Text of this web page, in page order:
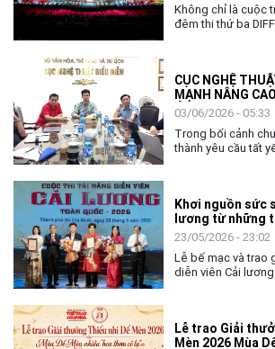
Không chỉ là cuộc
đêm thi thứ ba
CỤC NGHỆ
MẠNH NÂNG
ỨNG DỤNG AI
CÔNG VỤ
03/06/2026 - 05:33
Trong bối cảnh
thành yêu cầu tất
càng có ý nghĩa
chủ động thích ứng
02/6, Cục Nghệ
chức chương trình
về chuyển đổi số
toàn thể lãnh đạo,
Khơi nguồn sức
lương từ những
23/05/2026 - 23:02
Lễ bế mạc và trao
diễn viên Cải
giữ và làm mới
trong đời sống
Lễ trao Giải
Mèn 2026 Mùa